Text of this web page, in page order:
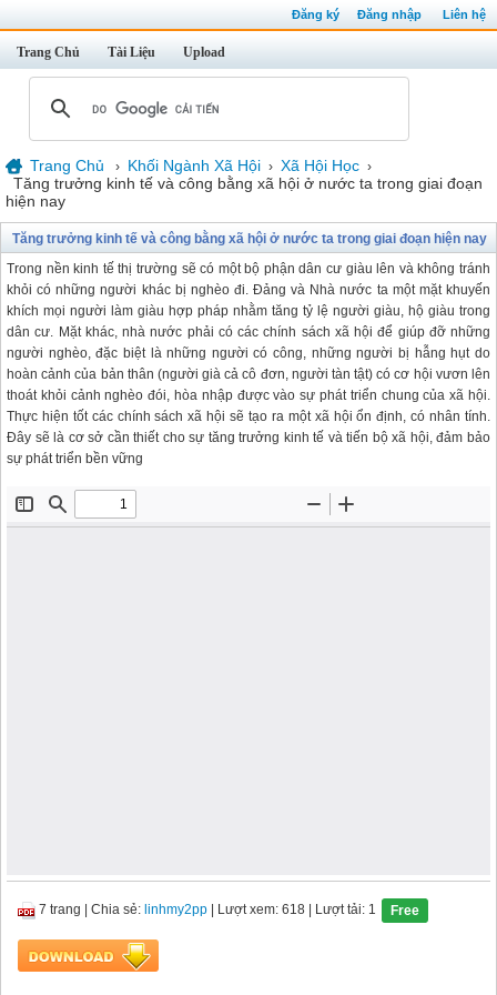
Đăng ký Đăng nhập Liên hệ
Trang Chủ Tài Liệu Upload
Trang Chủ › Khối Ngành Xã Hội › Xã Hội Học ›
Tăng trưởng kinh tế và công bằng xã hội ở nước ta trong giai đoạn
hiện nay
Tăng trưởng kinh tế và công bằng xã hội ở nước ta trong giai đoạn hiện nay
Trong nền kinh tế thị trường sẽ có một bộ phận dân cư giàu lên và không tránh
khỏi có những người khác bị nghèo đi. Đảng và Nhà nước ta một mặt khuyến
khích mọi người làm giàu hợp pháp nhằm tăng tỷ lệ người giàu, hộ giàu trong
dân cư. Mặt khác, nhà nước phải có các chính sách xã hội để giúp đỡ những
người nghèo, đặc biệt là những người có công, những người bị hẫng hụt do
hoàn cảnh của bản thân (người già cả cô đơn, người tàn tật) có cơ hội vươn lên
thoát khỏi cảnh nghèo đói, hòa nhập được vào sự phát triển chung của xã hội.
Thực hiện tốt các chính sách xã hội sẽ tạo ra một xã hội ổn định, có nhân tính.
Đây sẽ là cơ sở cần thiết cho sự tăng trưởng kinh tế và tiến bộ xã hội, đảm bảo
sự phát triển bền vững
7 trang Chia sẻ: linhmy2pp | Lượt xem: 618 | Lượt tải: 1 Free